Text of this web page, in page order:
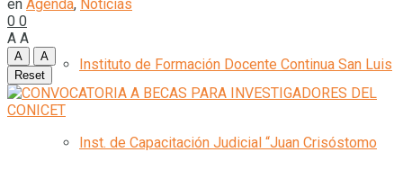
Instituto de Formación Docente Continua San Luis
Inst. de Capacitación Judicial “Juan Crisóstomo
en Agenda, Noticias
0 0
A A
A
A
Reset